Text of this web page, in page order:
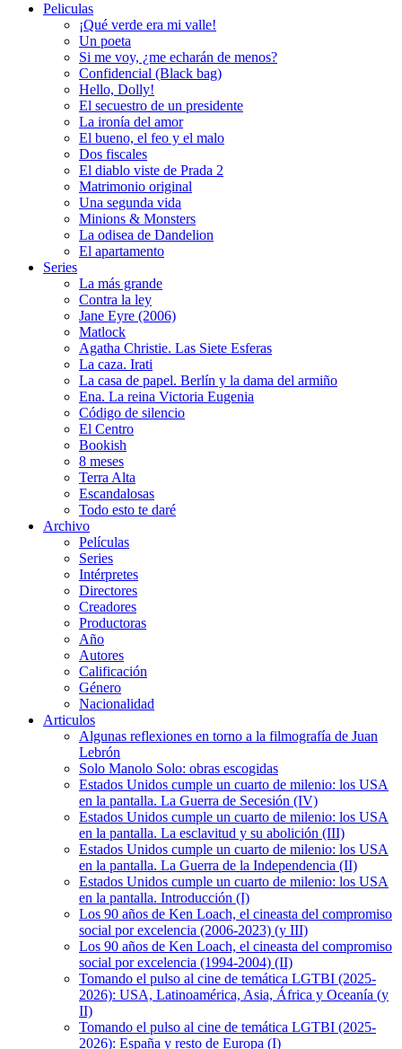
Peliculas
¡Qué verde era mi valle!
Un poeta
Si me voy, ¿me echarán de menos?
Confidencial (Black bag)
Hello, Dolly!
El secuestro de un presidente
La ironía del amor
El bueno, el feo y el malo
Dos fiscales
El diablo viste de Prada 2
Matrimonio original
Una segunda vida
Minions & Monsters
La odisea de Dandelion
El apartamento
Series
La más grande
Contra la ley
Jane Eyre (2006)
Matlock
Agatha Christie. Las Siete Esferas
La caza. Irati
La casa de papel. Berlín y la dama del armiño
Ena. La reina Victoria Eugenia
Código de silencio
El Centro
Bookish
8 meses
Terra Alta
Escandalosas
Todo esto te daré
Archivo
Películas
Series
Intérpretes
Directores
Creadores
Productoras
Año
Autores
Calificación
Género
Nacionalidad
Articulos
Algunas reflexiones en torno a la filmografía de Juan
Lebrón
Solo Manolo Solo: obras escogidas
Estados Unidos cumple un cuarto de milenio: los USA
en la pantalla. La Guerra de Secesión (IV)
Estados Unidos cumple un cuarto de milenio: los USA
en la pantalla. La esclavitud y su abolición (III)
Estados Unidos cumple un cuarto de milenio: los USA
en la pantalla. La Guerra de la Independencia (II)
Estados Unidos cumple un cuarto de milenio: los USA
en la pantalla. Introducción (I)
Los 90 años de Ken Loach, el cineasta del compromiso
social por excelencia (2006-2023) (y III)
Los 90 años de Ken Loach, el cineasta del compromiso
social por excelencia (1994-2004) (II)
Tomando el pulso al cine de temática LGTBI (2025-
2026): USA, Latinoamérica, Asia, África y Oceanía (y
II)
Tomando el pulso al cine de temática LGTBI (2025-
2026): España y resto de Europa (I)